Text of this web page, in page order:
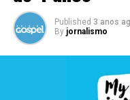
CARRINHO
EDITORIAL
Published 3 anos
By jornalismo